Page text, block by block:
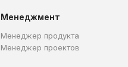
Менеджмент
Менеджер продукта
Менеджер проектов